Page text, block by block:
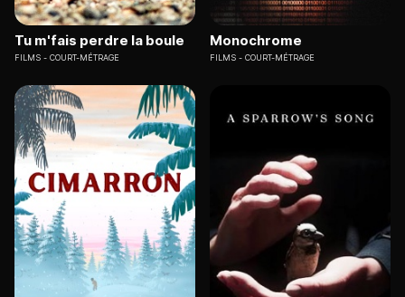
Tu m'fais perdre la boule
FILMS COURT-MÉTRAGE
Monochrome
FILMS COURT-MÉTRAGE